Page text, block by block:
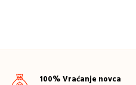
100% Vraćanje novca